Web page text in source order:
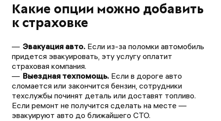
Какие опции можно добавить
к страховке
Эвакуация авто. Если из-за поломки автомобиль
придется эвакуировать, эту услугу оплатит
страховая компания.
Выездная техпомощь. Если в дороге авто
сломается или закончится бензин, сотрудники
техслужбы починят деталь или доставят топливо.
Если ремонт не получится сделать на месте —
эвакуируют авто до ближайшего СТО.